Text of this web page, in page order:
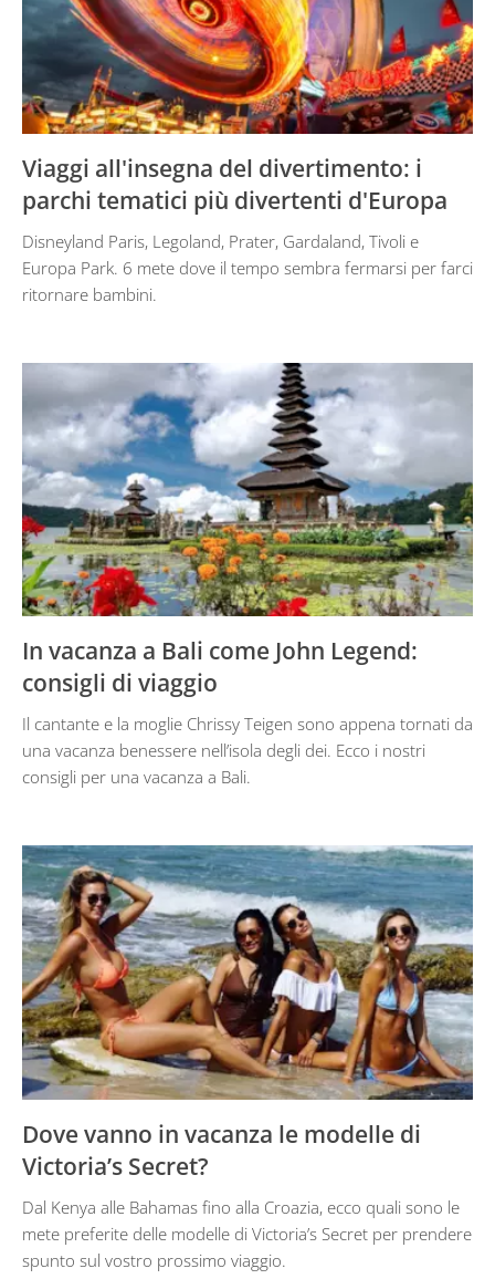
Viaggi all'insegna del divertimento: i
parchi tematici più divertenti d'Europa
Disneyland Paris, Legoland, Prater, Gardaland, Tivoli e
Europa Park. 6 mete dove il tempo sembra fermarsi per farci
ritornare bambini.
In vacanza a Bali come John Legend:
consigli di viaggio
Il cantante e la moglie Chrissy Teigen sono appena tornati da
una vacanza benessere nell’isola degli dei. Ecco i nostri
consigli per una vacanza a Bali.
Dove vanno in vacanza le modelle di
Victoria’s Secret?
Dal Kenya alle Bahamas fino alla Croazia, ecco quali sono le
mete preferite delle modelle di Victoria’s Secret per prendere
spunto sul vostro prossimo viaggio.